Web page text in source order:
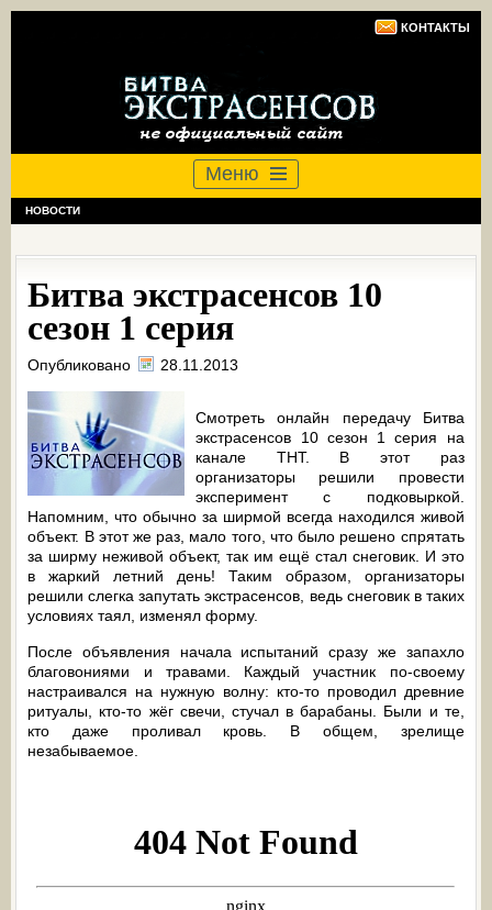
КОНТАКТЫ
Меню
НОВОСТИ
Битва экстрасенсов 10
сезон 1 серия
Опубликовано 28.11.2013
Смотреть онлайн передачу Битва
экстрасенсов 10 сезон 1 серия на
канале ТНТ. В этот раз
организаторы решили провести
эксперимент с подковыркой.
Напомним, что обычно за ширмой всегда находился живой
объект. В этот же раз, мало того, что было решено спрятать
за ширму неживой объект, так им ещё стал снеговик. И это
в жаркий летний день! Таким образом, организаторы
решили слегка запутать экстрасенсов, ведь снеговик в таких
условиях таял, изменял форму.
После объявления начала испытаний сразу же запахло
благовониями и травами. Каждый участник по-своему
настраивался на нужную волну: кто-то проводил древние
ритуалы, кто-то жёг свечи, стучал в барабаны. Были и те,
кто даже проливал кровь. В общем, зрелище
незабываемое.